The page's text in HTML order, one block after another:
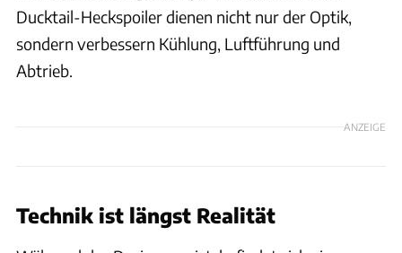
Ducktail-Heckspoiler dienen nicht nur der Optik,
sondern verbessern Kühlung, Luftführung und
Abtrieb.
ANZEIGE
Technik ist längst Realität